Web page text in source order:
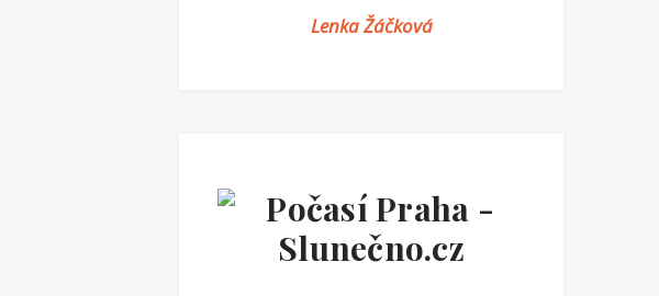
Lenka Žáčková